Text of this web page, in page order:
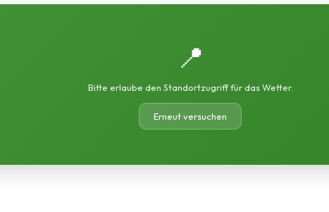
📍
Bitte erlaube den Standortzugriff für das Wetter.
Erneut versuchen